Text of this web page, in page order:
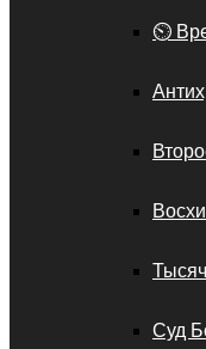
⏲️
Суд